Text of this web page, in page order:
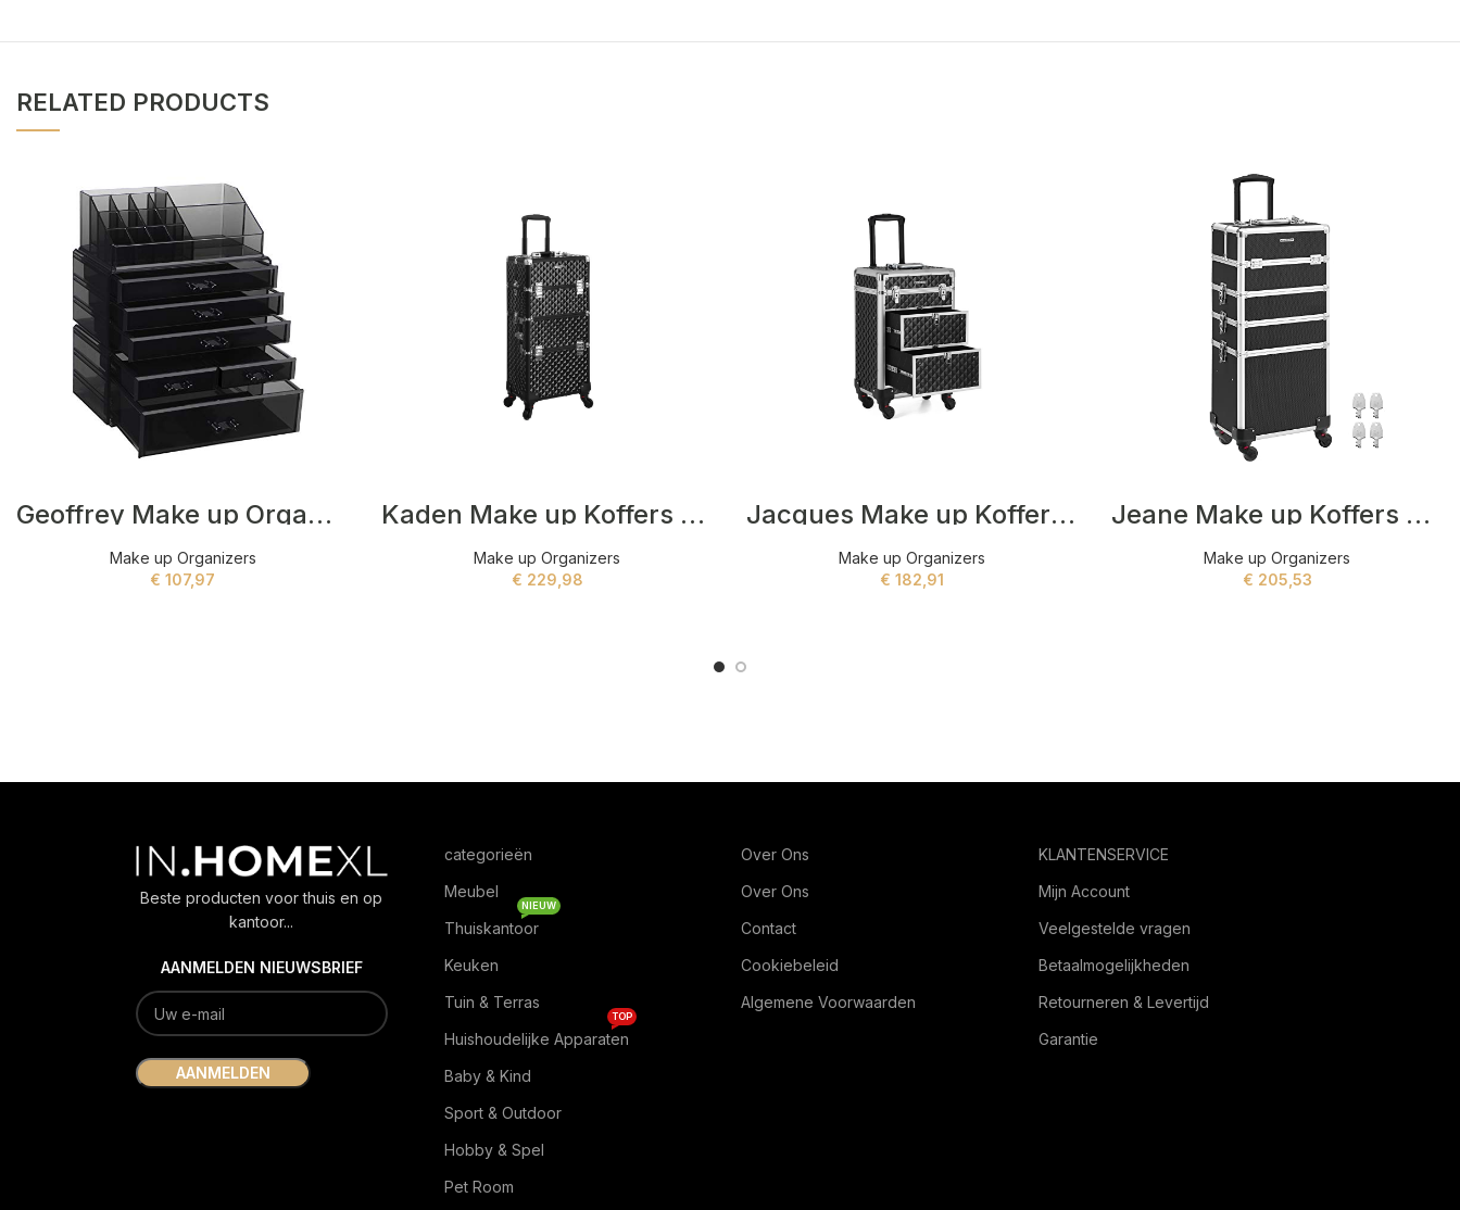
RELATED PRODUCTS
Geoffrey Make up Organizers Grijs
Make up Organizers
€ 107,97
Kaden Make up Koffers Zwart
Make up Organizers
€ 229,98
Jacques Make up Koffers Zwart
Make up Organizers
€ 182,91
Jeane Make up Koffers Zwart
Make up Organizers
€ 205,53
Beste producten voor thuis en op
kantoor...
AANMELDEN NIEUWSBRIEF
categorieën
Meubel
Thuiskantoor
NIEUW
Keuken
Tuin & Terras
Huishoudelijke Apparaten
TOP
Baby & Kind
Sport & Outdoor
Hobby & Spel
Pet Room
Over Ons
Over Ons
Contact
Cookiebeleid
Algemene Voorwaarden
KLANTENSERVICE
Mijn Account
Veelgestelde vragen
Betaalmogelijkheden
Retourneren & Levertijd
Garantie